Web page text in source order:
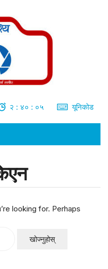
२ : ४० : ०५ यूनिकोड
looking for. Perhaps